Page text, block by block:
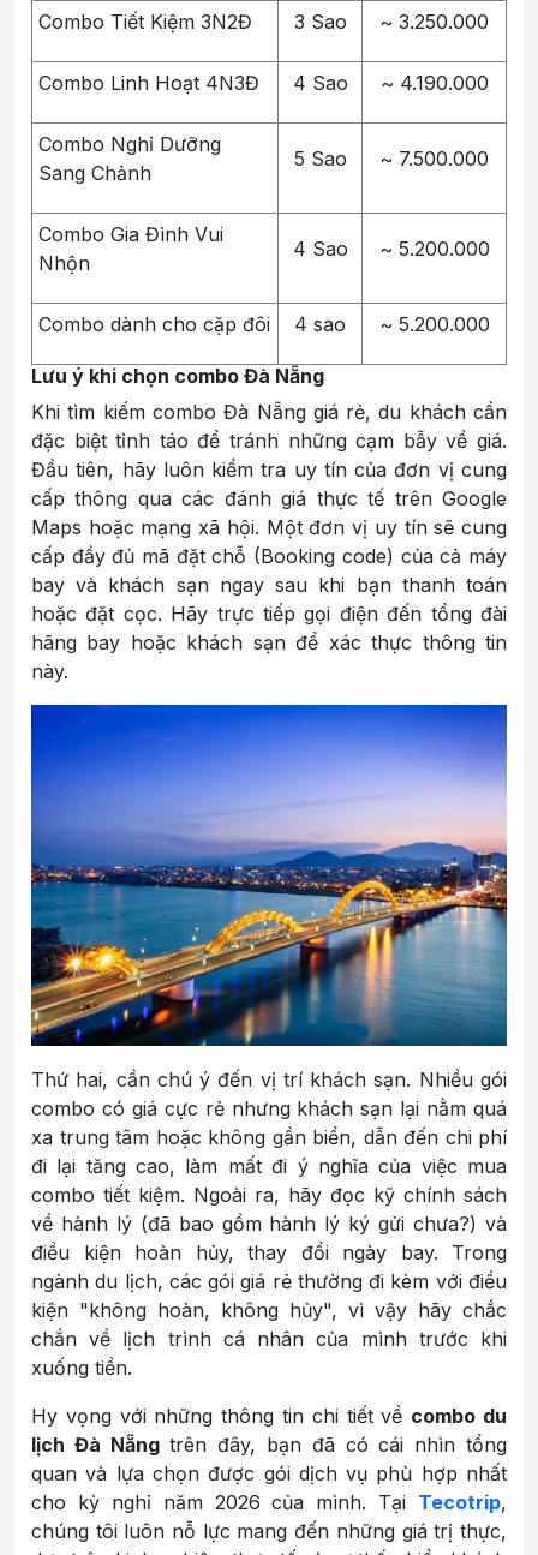
Combo Tiết Kiệm 3N2Đ 3 Sao ~ 3.250.000
Combo Linh Hoạt 4N3Đ 4 Sao ~ 4.190.000
Combo Nghỉ Dưỡng
Sang Chảnh
5 Sao ~ 7.500.000
Combo Gia Đình Vui
Nhộn
4 Sao ~ 5.200.000
Combo dành cho cặp đôi 4 sao ~ 5.200.000
Lưu ý khi chọn combo Đà Nẵng
Khi tìm kiếm combo Đà Nẵng giá rẻ, du khách cần
đặc biệt tỉnh táo để tránh những cạm bẫy về giá.
Đầu tiên, hãy luôn kiểm tra uy tín của đơn vị cung
cấp thông qua các đánh giá thực tế trên Google
Maps hoặc mạng xã hội. Một đơn vị uy tín sẽ cung
cấp đầy đủ mã đặt chỗ (Booking code) của cả máy
bay và khách sạn ngay sau khi bạn thanh toán
hoặc đặt cọc. Hãy trực tiếp gọi điện đến tổng đài
hãng bay hoặc khách sạn để xác thực thông tin
này.
Thứ hai, cần chú ý đến vị trí khách sạn. Nhiều gói
combo có giá cực rẻ nhưng khách sạn lại nằm quá
xa trung tâm hoặc không gần biển, dẫn đến chi phí
đi lại tăng cao, làm mất đi ý nghĩa của việc mua
combo tiết kiệm. Ngoài ra, hãy đọc kỹ chính sách
về hành lý (đã bao gồm hành lý ký gửi chưa?) và
điều kiện hoàn hủy, thay đổi ngày bay. Trong
ngành du lịch, các gói giá rẻ thường đi kèm với điều
kiện "không hoàn, không hủy", vì vậy hãy chắc
chắn về lịch trình cá nhân của mình trước khi
xuống tiền.
Hy vọng với những thông tin chi tiết về combo du
lịch Đà Nẵngtrên đây, bạn đã có cái nhìn tổng
quan và lựa chọn được gói dịch vụ phù hợp nhất
cho kỳ nghỉ năm 2026 của mình. Tại Tecotrip,
chúng tôi luôn nỗ lực mang đến những giá trị thực,